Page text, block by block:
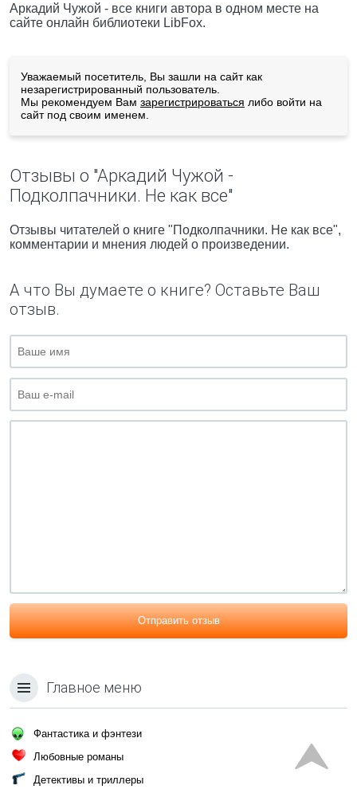
Аркадий Чужой - все книги автора в одном месте на
сайте онлайн библиотеки LibFox.
Уважаемый посетитель, Вы зашли на сайт как
незарегистрированный пользователь.
Мы рекомендуем Вам зарегистрироваться либо войти на
сайт под своим именем.
Отзывы о "Аркадий Чужой -
Подколпачники. Не как все"
Отзывы читателей о книге "Подколпачники. Не как все",
комментарии и мнения людей о произведении.
А что Вы думаете о книге? Оставьте Ваш
отзыв.
Отправить отзыв
Главное меню
Фантастика и фэнтези
Любовные романы
Детективы и триллеры